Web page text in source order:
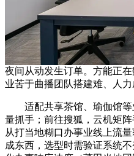
夜间从动发生订单。方能正
业苦于曲播团队搭建难、人力
适配共享茶馆、瑜伽馆等
量抓手；前往搜狐，云机矩
从打当地糊口办事业线上流
成东西，选型时需验证系统